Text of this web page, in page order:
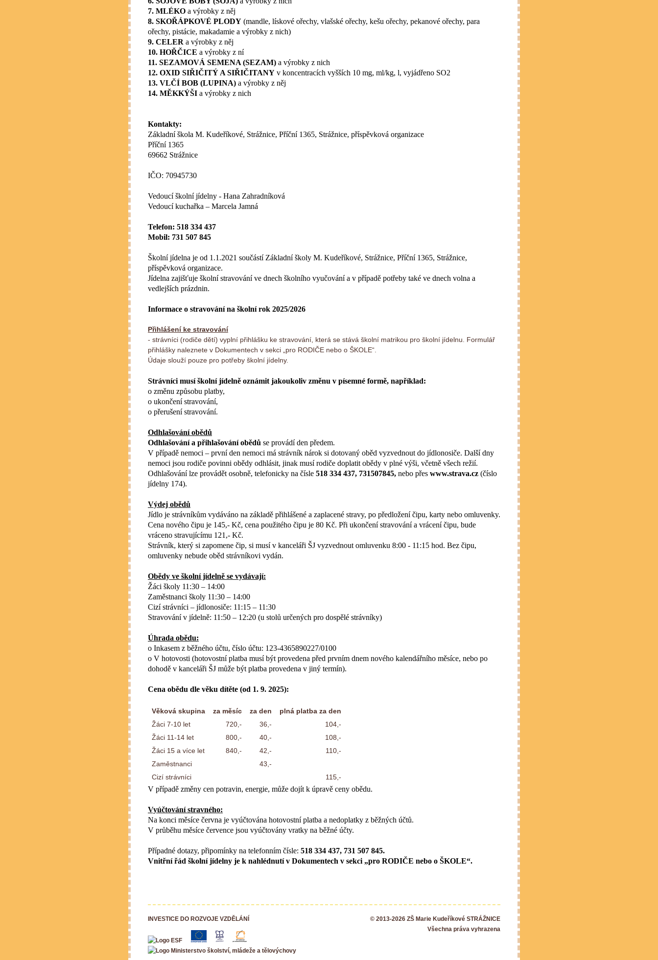
7. MLÉKO a výrobky z něj
8. SKOŘÁPKOVÉ PLODY (mandle, lískové ořechy, vlašské ořechy, kešu ořechy, pekanové ořechy, para
ořechy, pistácie, makadamie a výrobky z nich)
9. CELER a výrobky z něj
10. HOŘČICE a výrobky z ní
11. SEZAMOVÁ SEMENA (SEZAM) a výrobky z nich
12. OXID SIŘIČITÝ A SIŘIČITANY v koncentracích vyšších 10 mg, ml/kg, l, vyjádřeno SO2
13. VLČÍ BOB (LUPINA) a výrobky z něj
14. MĚKKÝŠI a výrobky z nich
Kontakty:
Základní škola M. Kudeříkové, Strážnice, Příční 1365, Strážnice, příspěvková organizace
Příční 1365
69662 Strážnice
IČO: 70945730
Vedoucí školní jídelny - Hana Zahradníková
Vedoucí kuchařka – Marcela Jamná
Telefon: 518 334 437
Mobil: 731 507 845
Školní jídelna je od 1.1.2021 součástí Základní školy M. Kudeříkové, Strážnice, Příční 1365, Strážnice,
příspěvková organizace.
Jídelna zajišťuje školní stravování ve dnech školního vyučování a v případě potřeby také ve dnech volna a
vedlejších prázdnin.
Informace o stravování na školní rok 2025/2026
Přihlášení ke stravování
- strávníci (rodiče dětí) vyplní přihlášku ke stravování, která se stává školní matrikou pro školní jídelnu. Formulář
přihlášky naleznete v Dokumentech v sekci „pro RODIČE nebo o ŠKOLE“.
Údaje slouží pouze pro potřeby školní jídelny.
Strávníci musí školní jídelně oznámit jakoukoliv změnu v písemné formě, například:
o změnu způsobu platby,
o ukončení stravování,
o přerušení stravování.
Odhlašování obědů
Odhlašování a přihlašování obědů se provádí den předem.
V případě nemoci – první den nemoci má strávník nárok si dotovaný oběd vyzvednout do jídlonosiče. Další dny
nemoci jsou rodiče povinni obědy odhlásit, jinak musí rodiče doplatit obědy v plné výši, včetně všech režií.
Odhlašování lze provádět osobně, telefonicky na čísle 518 334 437, 731507845, nebo přes www.strava.cz (číslo
jídelny 174).
Výdej obědů
Jídlo je strávníkům vydáváno na základě přihlášené a zaplacené stravy, po předložení čipu, karty nebo omluvenky.
Cena nového čipu je 145,- Kč, cena použitého čipu je 80 Kč. Při ukončení stravování a vrácení čipu, bude
vráceno stravujícímu 121,- Kč.
Strávník, který si zapomene čip, si musí v kanceláři ŠJ vyzvednout omluvenku 8:00 - 11:15 hod. Bez čipu,
omluvenky nebude oběd strávníkovi vydán.
Obědy ve školní jídelně se vydávají:
Žáci školy 11:30 – 14:00
Zaměstnanci školy 11:30 – 14:00
Cizí strávníci – jídlonosiče: 11:15 – 11:30
Stravování v jídelně: 11:50 – 12:20 (u stolů určených pro dospělé strávníky)
Úhrada obědu:
o Inkasem z běžného účtu, číslo účtu: 123-4365890227/0100
o V hotovosti (hotovostní platba musí být provedena před prvním dnem nového kalendářního měsíce, nebo po
dohodě v kanceláři ŠJ může být platba provedena v jiný termín).
Cena obědu dle věku dítěte (od 1. 9. 2025):
Věková skupina za měsíc za den
plná platba za den
Žáci 7-10 let
720,- 36,-
104,-
Žáci 11-14 let
800,- 40,-
108,-
Žáci 15 a více let
840,- 42,-
110,-
Zaměstnanci
43,-
Cizí strávníci
115,-
V případě změny cen potravin, energie, může dojít k úpravě ceny obědu.
Vyúčtování stravného:
Na konci měsíce června je vyúčtována hotovostní platba a nedoplatky z běžných účtů.
V průběhu měsíce července jsou vyúčtovány vratky na běžné účty.
Případné dotazy, připomínky na telefonním čísle: 518 334 437, 731 507 845.
Vnitřní řád školní jídelny je k nahlédnutí v Dokumentech v sekci „pro RODIČE nebo o ŠKOLE“.
INVESTICE DO ROZVOJE VZDĚLÁNÍ
© 2013-2026 ZŠ Marie Kudeříkové STRÁŽNICE
Všechna práva vyhrazena